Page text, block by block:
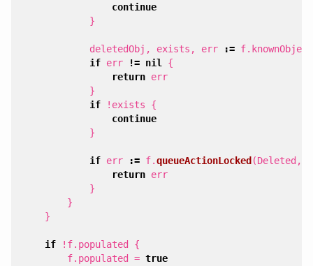
continue
}
deletedObj , exists , err := f.
if err != nil
{
return err
}
if
! exists
{
continue
}
if err := f.queueActionLocked (Deleted ,
return err
}
}
}
if ! f. populated
{
f. populated = true